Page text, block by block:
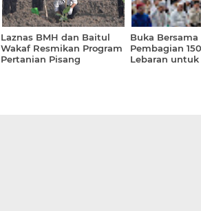
Laznas BMH dan Baitul
Wakaf Resmikan Program
Pertanian Pisang
Buka Bersama
Pembagian
Lebaran untuk